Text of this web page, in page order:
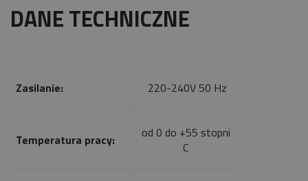
DANE TECHNICZNE
Zasilanie: 220-240V 50 Hz
Temperatura pracy:
od 0 do +55 stopni
C